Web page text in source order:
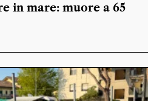
in mare: muore a 65